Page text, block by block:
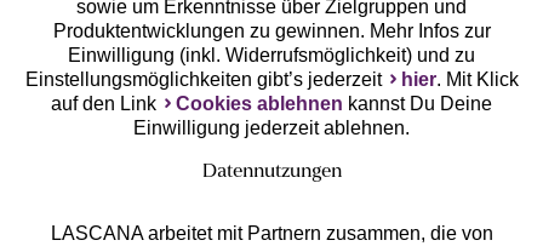
sowie um Erkenntnisse über Zielgruppen und
Produktentwicklungen zu gewinnen. Mehr Infos zur
Einwilligung (inkl. Widerrufsmöglichkeit) und zu
Einstellungsmöglichkeiten gibt’s jederzeit
hier. Mit Klick
auf den Link
Cookies ablehnen kannst Du Deine
Einwilligung jederzeit ablehnen.
Datennutzungen
LASCANA arbeitet mit Partnern zusammen, die von